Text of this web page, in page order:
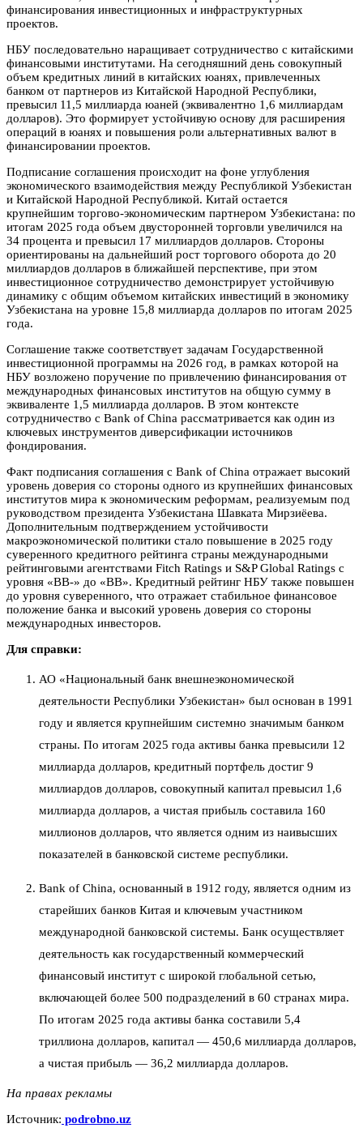
финансирования инвестиционных и инфраструктурных
проектов.
НБУ последовательно наращивает сотрудничество с китайскими
финансовыми институтами. На сегодняшний день совокупный
объем кредитных линий в китайских юанях, привлеченных
банком от партнеров из Китайской Народной Республики,
превысил 11,5 миллиарда юаней (эквивалентно 1,6 миллиардам
долларов). Это формирует устойчивую основу для расширения
операций в юанях и повышения роли альтернативных валют в
финансировании проектов.
Подписание соглашения происходит на фоне углубления
экономического взаимодействия между Республикой Узбекистан
и Китайской Народной Республикой. Китай остается
крупнейшим торгово-экономическим партнером Узбекистана: по
итогам 2025 года объем двусторонней торговли увеличился на
34 процента и превысил 17 миллиардов долларов. Стороны
ориентированы на дальнейший рост торгового оборота до 20
миллиардов долларов в ближайшей перспективе, при этом
инвестиционное сотрудничество демонстрирует устойчивую
динамику с общим объемом китайских инвестиций в экономику
Узбекистана на уровне 15,8 миллиарда долларов по итогам 2025
года.
Соглашение также соответствует задачам Государственной
инвестиционной программы на 2026 год, в рамках которой на
НБУ возложено поручение по привлечению финансирования от
международных финансовых институтов на общую сумму в
эквиваленте 1,5 миллиарда долларов. В этом контексте
сотрудничество с Bank of China рассматривается как один из
ключевых инструментов диверсификации источников
фондирования.
Факт подписания соглашения с Bank of China отражает высокий
уровень доверия со стороны одного из крупнейших финансовых
институтов мира к экономическим реформам, реализуемым под
руководством президента Узбекистана Шавката Мирзиёева.
Дополнительным подтверждением устойчивости
макроэкономической политики стало повышение в 2025 году
суверенного кредитного рейтинга страны международными
рейтинговыми агентствами Fitch Ratings и S&P Global Ratings с
уровня «BB-» до «BB». Кредитный рейтинг НБУ также повышен
до уровня суверенного, что отражает стабильное финансовое
положение банка и высокий уровень доверия со стороны
международных инвесторов.
Для справки:
АО «Национальный банк внешнеэкономической
деятельности Республики Узбекистан» был основан в 1991
году и является крупнейшим системно значимым банком
страны. По итогам 2025 года активы банка превысили 12
миллиарда долларов, кредитный портфель достиг 9
миллиардов долларов, совокупный капитал превысил 1,6
миллиарда долларов, а чистая прибыль составила 160
миллионов долларов, что является одним из наивысших
показателей в банковской системе республики.
Bank of China, основанный в 1912 году, является одним из
старейших банков Китая и ключевым участником
международной банковской системы. Банк осуществляет
деятельность как государственный коммерческий
финансовый институт с широкой глобальной сетью,
включающей более 500 подразделений в 60 странах мира.
По итогам 2025 года активы банка составили 5,4
триллиона долларов, капитал — 450,6 миллиарда долларов,
а чистая прибыль — 36,2 миллиарда долларов.
На правах рекламы
Источник: podrobno.uz